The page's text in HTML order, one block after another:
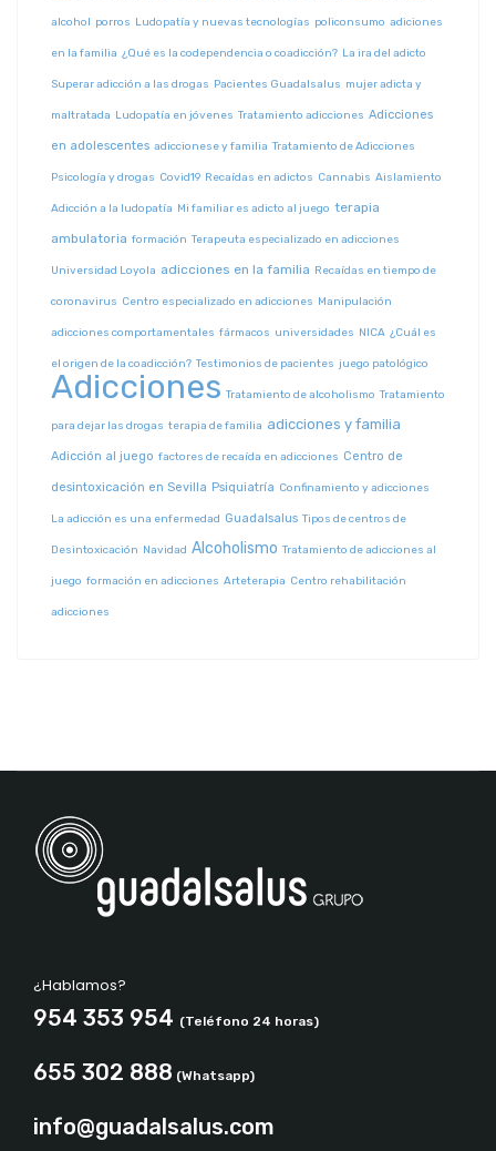
alcohol porros Ludopatía y nuevas tecnologías policonsumo adiciones
en la familia ¿Qué es la codependencia o coadicción? La ira del adicto
Superar adicción a las drogas Pacientes Guadalsalus mujer adicta y
maltratada Ludopatía en jóvenes Tratamiento adicciones Adicciones
en adolescentes adiccionese y familia Tratamiento de Adicciones
Psicología y drogas Covid19 Recaídas en adictos Cannabis Aislamiento
Adicción a la ludopatía Mi familiar es adicto al juego terapia
ambulatoria formación Terapeuta especializado en adicciones
Universidad Loyola adicciones en la familia Recaídas en tiempo de
coronavirus Centro especializado en adicciones Manipulación
adicciones comportamentales fármacos universidades NICA ¿Cuál es
el origen de la coadicción? Testimonios de pacientes juego patológico
Adicciones Tratamiento de alcoholismo Tratamiento
para dejar las drogas terapia de familia adicciones y familia
Adicción al juego factores de recaída en adicciones Centro de
desintoxicación en Sevilla Psiquiatría Confinamiento y adicciones
La adicción es una enfermedad Guadalsalus Tipos de centros de
Desintoxicación Navidad Alcoholismo Tratamiento de adicciones al
juego formación en adicciones Arteterapia Centro rehabilitación
adicciones
¿Hablamos?
954 353 954 (Teléfono 24 horas)
655 302 888 (Whatsapp)
info@guadalsalus.com